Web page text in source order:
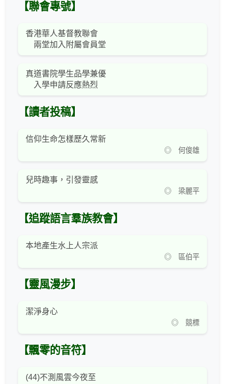
【聯會專號】
香港華人基督教聯會
兩堂加入附屬會員堂
真道書院學生品學兼優
入學申請反應熱烈
【讀者投稿】
信仰生命怎樣歷久常新
◎ 何俊雄
兒時趣事，引發靈感
◎ 梁麗平
【追蹤語言羣族教會】
本地產生水上人宗派
◎ 區伯平
【靈風漫步】
潔淨身心
◎ 競標
【飄零的音符】
(44)不測風雲今夜至